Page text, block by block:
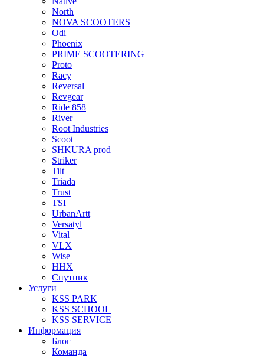
North
NOVA SCOOTERS
Odi
Phoenix
PRIME SCOOTERING
Proto
Racy
Reversal
Revgear
Ride 858
River
Root Industries
Scoot
SHKURA рrоd
Striker
Tilt
Triada
Trust
TSI
UrbanArtt
Versatyl
Vital
VLX
Wise
ННХ
Спутник
Услуги
KSS PARK
KSS SCHOOL
KSS SERVICE
Информация
Блог
Команда